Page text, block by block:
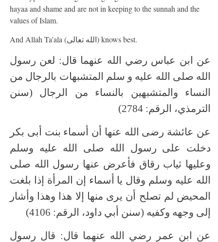
hayaa and shame and are not in keeping to the sunnah and the
values of Islam.
And Allah Ta'ala (الله تعالى) knows best.
عن ابن عباس رضي الله عنهما قال: لعن رسول
الله صلى الله عليه و سلم المتشبهات بالرجال من
النساء والمتشبهين بالنساء من الرجال (سنن
الترمذي، الرقم: 2784)
عن عائشة رضى الله عنها أن أسماء بنت أبى بكر
دخلت على رسول الله صلى الله عليه وسلم
وعليها ثياب رقاق فأعرض عنها رسول الله صلى
الله عليه وسلم وقال يا أسماء إن المرأة إذا بلغت
المحيض لم تصلح أن يرى منها إلا هذا وهذا وأشار
إلى وجهه وكفيه (سنن أبي داود، الرقم: 4106)
عن ابن عمر رضي الله عنهما قال: قال رسول